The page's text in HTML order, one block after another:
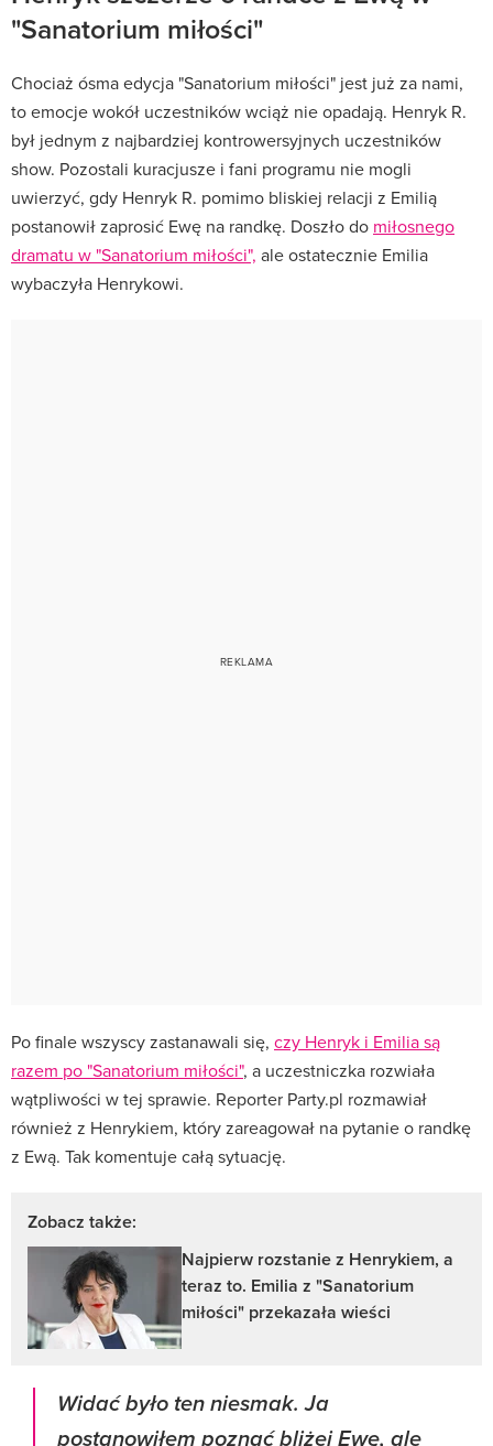
"Sanatorium miłości"
Chociaż ósma edycja "Sanatorium miłości" jest już za nami,
to emocje wokół uczestników wciąż nie opadają. Henryk R.
był jednym z najbardziej kontrowersyjnych uczestników
show. Pozostali kuracjusze i fani programu nie mogli
uwierzyć, gdy Henryk R. pomimo bliskiej relacji z Emilią
postanowił zaprosić Ewę na randkę. Doszło do miłosnego
dramatu w "Sanatorium miłości", ale ostatecznie Emilia
wybaczyła Henrykowi.
Po finale wszyscy zastanawali się, czy Henryk i Emilia są
razem po "Sanatorium miłości", a uczestniczka rozwiała
wątpliwości w tej sprawie. Reporter Party.pl rozmawiał
również z Henrykiem, który zareagował na pytanie o randkę
z Ewą. Tak komentuje całą sytuację.
Zobacz także:
Najpierw rozstanie z Henrykiem, a
teraz to. Emilia z "Sanatorium
miłości" przekazała wieści
Widać było ten niesmak. Ja
postanowiłem poznać bliżej Ewę, ale